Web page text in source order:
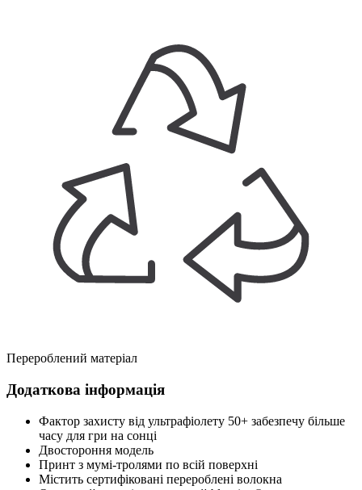
Перероблений матеріал
Додаткова інформація
Фактор захисту від ультрафіолету 50+ забезпечу більше
часу для гри на сонці
Двостороння модель
Принт з мумі-тролями по всій поверхні
Містить сертифіковані перероблені волокна